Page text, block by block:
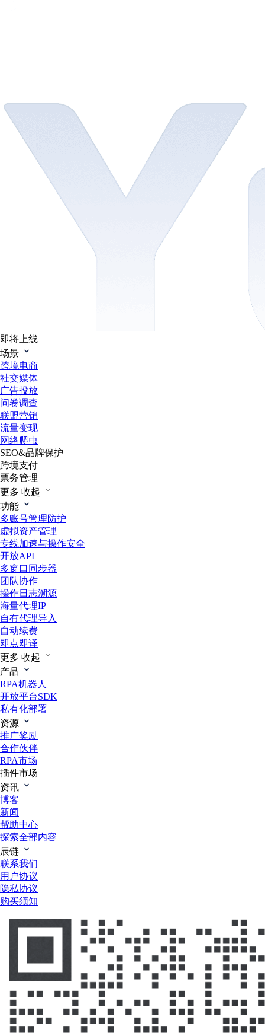
即将上线
场景
跨境电商
社交媒体
广告投放
问卷调查
联盟营销
流量变现
网络爬虫
SEO&品牌保护
跨境支付
票务管理
更多 收起
功能
多账号管理防护
虚拟资产管理
专线加速与操作安全
开放API
多窗口同步器
团队协作
操作日志溯源
海量代理IP
自有代理导入
自动续费
即点即译
更多 收起
产品
RPA机器人
开放平台SDK
私有化部署
资源
推广奖励
合作伙伴
RPA市场
插件市场
资讯
博客
新闻
帮助中心
探索全部内容
辰链
联系我们
用户协议
隐私协议
购买须知